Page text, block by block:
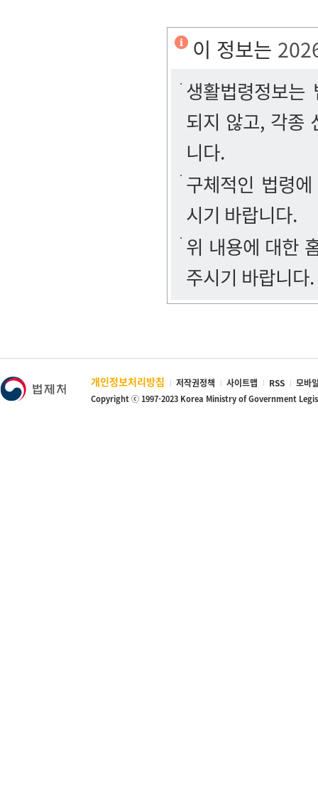
이 정보는
생활법령정보
되지 않고, 각종
니다.
구체적인 법령
시기 바랍니다.
위 내용에 대한
주시기 바랍니다.
개인정보처리방침 저작권정책 사이트맵 RSS 모바
Copyright ⓒ 1997-2023 Korea Ministry of Government